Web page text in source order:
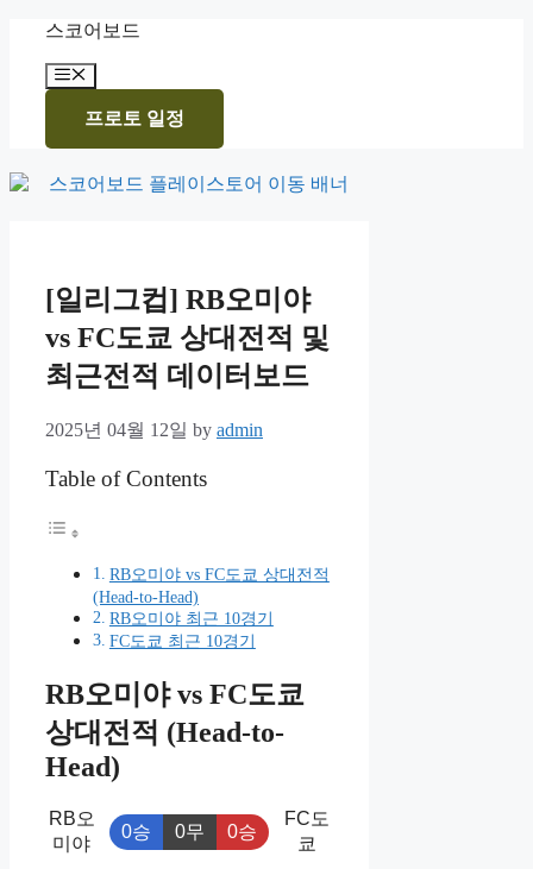
content
스코어보드
Menu
프로토 일정
[일리그컵] RB오미야
vs FC도쿄 상대전적 및
최근전적 데이터보드
2025년 04월 12일 by admin
Table of Contents
RB오미야 vs FC도쿄 상대전적
(Head-to-Head)
RB오미야 최근 10경기
FC도쿄 최근 10경기
RB오미야 vs FC도쿄
상대전적 (Head-to-
Head)
RB오
미야
0승 0무 0승
FC도
쿄